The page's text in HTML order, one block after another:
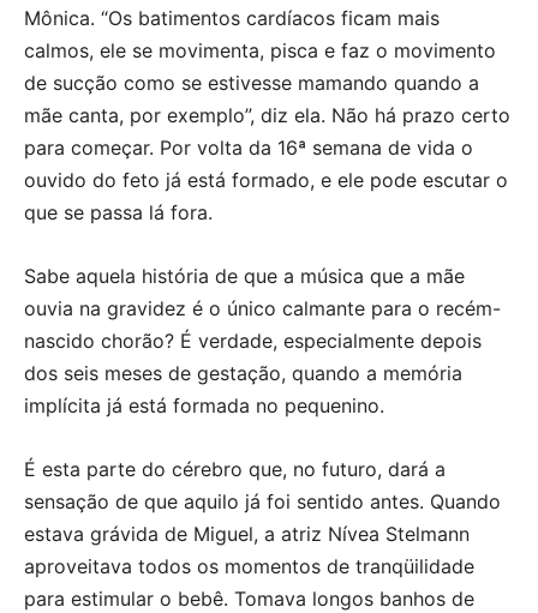
Mônica. “Os batimentos cardíacos ficam mais
calmos, ele se movimenta, pisca e faz o movimento
de sucção como se estivesse mamando quando a
mãe canta, por exemplo”, diz ela. Não há prazo certo
para começar. Por volta da 16ª semana de vida o
ouvido do feto já está formado, e ele pode escutar o
que se passa lá fora.
Sabe aquela história de que a música que a mãe
ouvia na gravidez é o único calmante para o recém-
nascido chorão? É verdade, especialmente depois
dos seis meses de gestação, quando a memória
implícita já está formada no pequenino.
É esta parte do cérebro que, no futuro, dará a
sensação de que aquilo já foi sentido antes. Quando
estava grávida de Miguel, a atriz Nívea Stelmann
aproveitava todos os momentos de tranqüilidade
para estimular o bebê. Tomava longos banhos de